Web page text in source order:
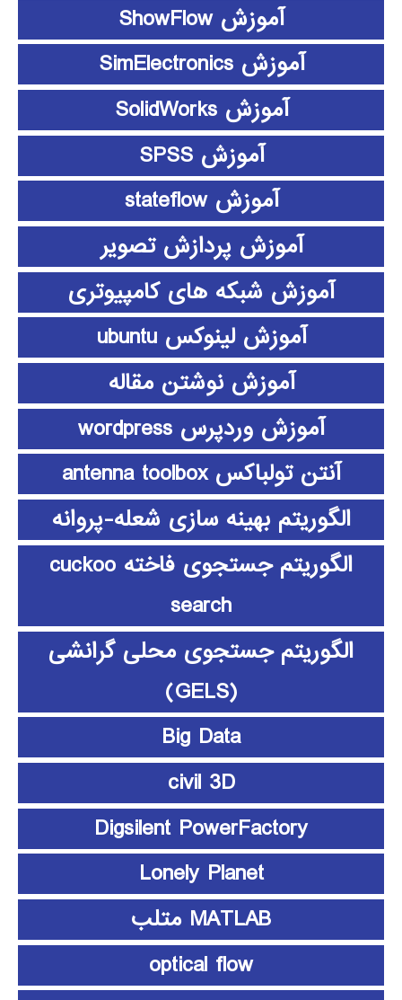
آموزش ShowFlow
آموزش SimElectronics
آموزش SolidWorks
آموزش SPSS
آموزش stateflow
آموزش پردازش تصویر
آموزش شبکه های کامپیوتری
آموزش لینوکس ubuntu
آموزش نوشتن مقاله
آموزش وردپرس wordpress
آنتن تولباکس antenna toolbox
الگوریتم بهینه سازی شعله-پروانه
الگوریتم جستجوی فاخته cuckoo
search
الگوریتم جستجوی محلی گرانشی
(GELS)
Big Data
civil 3D
Digsilent PowerFactory
Lonely Planet
MATLAB متلب
optical flow